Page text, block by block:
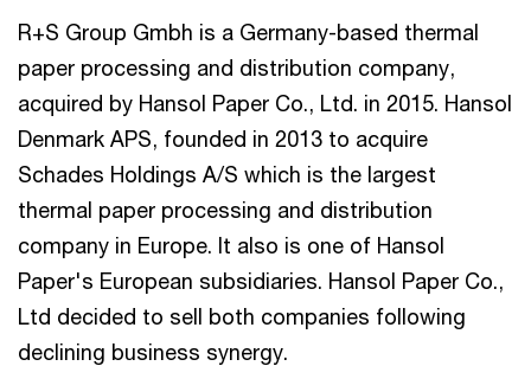
R+S Group Gmbh is a Germany-based thermal
paper processing and distribution company,
acquired by Hansol Paper Co., Ltd. in 2015. Hansol
Denmark APS, founded in 2013 to acquire
Schades Holdings A/S which is the largest
thermal paper processing and distribution
company in Europe. It also is one of Hansol
Paper's European subsidiaries. Hansol Paper Co.,
Ltd decided to sell both companies following
declining business synergy.